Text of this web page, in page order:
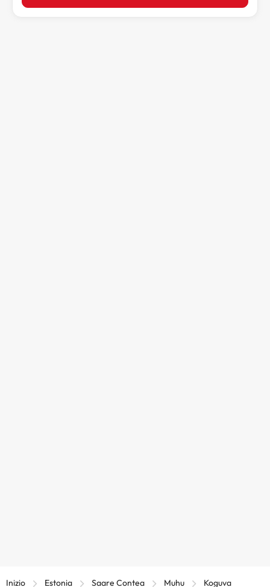
Inizio Estonia Saare Contea Muhu Koguva